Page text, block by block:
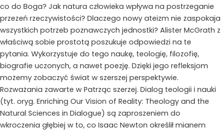
co do Boga? Jak natura człowieka wpływa na postrzeganie
przezeń rzeczywistości? Dlaczego nowy ateizm nie zaspokaja
wszystkich potrzeb poznawczych jednostki? Alister McGrath z
właściwą sobie prostotą poszukuje odpowiedzi na te
pytania. Wykorzystuje do tego naukę, teologię, filozofię,
biografie uczonych, a nawet poezję. Dzięki jego refleksjom
możemy zobaczyć świat w szerszej perspektywie.
Rozważania zawarte w Patrząc szerzej. Dialog teologii i nauki
(tyt. oryg. Enriching Our Vision of Reality: Theology and the
Natural Sciences in Dialogue) są zaproszeniem do
wkroczenia głębiej w to, co Isaac Newton określił mianem